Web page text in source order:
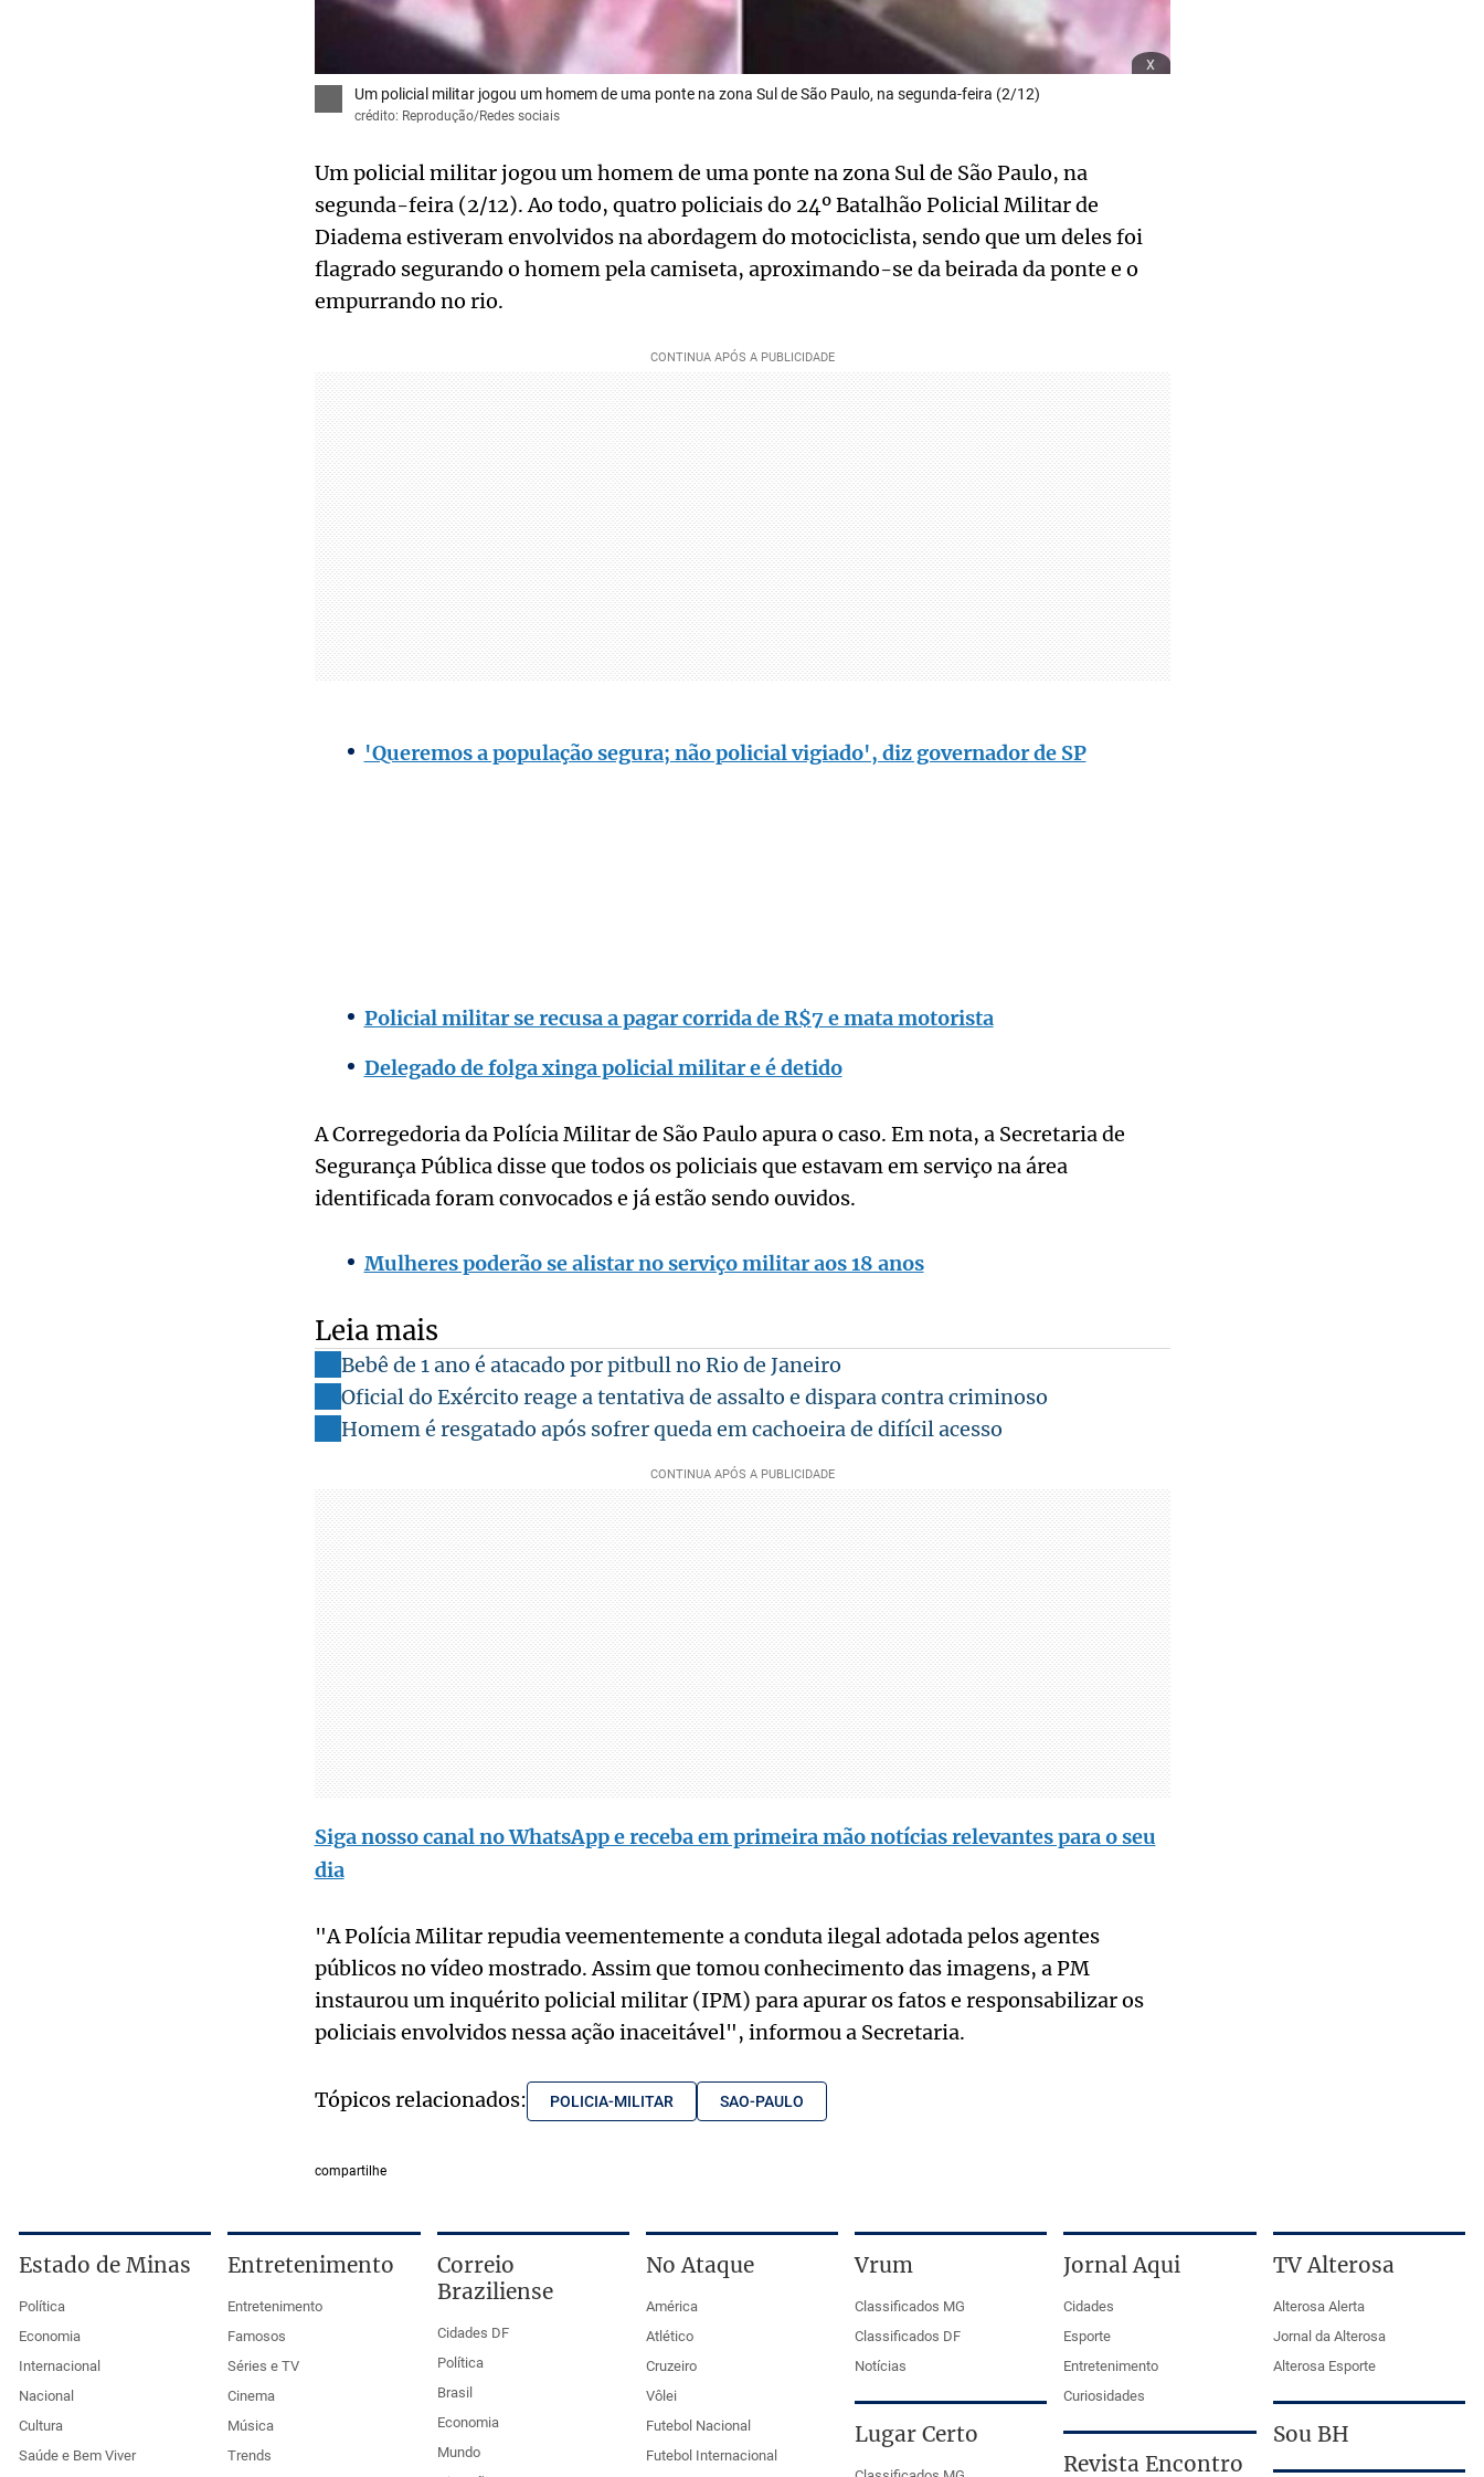
x
Um policial militar jogou um homem de uma ponte na zona Sul de São Paulo, na segunda-feira (2/12)
crédito: Reprodução/Redes sociais
Um policial militar jogou um homem de uma ponte na zona Sul de São Paulo, na
segunda-feira (2/12). Ao todo, quatro policiais do 24º Batalhão Policial Militar de
Diadema estiveram envolvidos na abordagem do motociclista, sendo que um deles foi
flagrado segurando o homem pela camiseta, aproximando-se da beirada da ponte e o
empurrando no rio.
'Queremos a população segura; não policial vigiado', diz governador de SP
Policial militar se recusa a pagar corrida de R$7 e mata motorista
Delegado de folga xinga policial militar e é detido
A Corregedoria da Polícia Militar de São Paulo apura o caso. Em nota, a Secretaria de
Segurança Pública disse que todos os policiais que estavam em serviço na área
identificada foram convocados e já estão sendo ouvidos.
Mulheres poderão se alistar no serviço militar aos 18 anos
Leia mais
Bebê de 1 ano é atacado por pitbull no Rio de Janeiro
Oficial do Exército reage a tentativa de assalto e dispara contra criminoso
Homem é resgatado após sofrer queda em cachoeira de difícil acesso
Siga nosso canal no WhatsApp e receba em primeira mão notícias relevantes para o seu
dia
"A Polícia Militar repudia veementemente a conduta ilegal adotada pelos agentes
públicos no vídeo mostrado. Assim que tomou conhecimento das imagens, a PM
instaurou um inquérito policial militar (IPM) para apurar os fatos e responsabilizar os
policiais envolvidos nessa ação inaceitável", informou a Secretaria.
Tópicos relacionados: POLICIA-MILITAR SAO-PAULO
compartilhe
Estado de Minas
Política
Economia
Internacional
Nacional
Cultura
Saúde e Bem Viver
Entretenimento
Entretenimento
Famosos
Séries e TV
Cinema
Música
Trends
Correio
Braziliense
Cidades DF
Política
Brasil
Economia
Mundo
No Ataque
América
Atlético
Cruzeiro
Vôlei
Futebol Nacional
Futebol Internacional
Vrum
Classificados MG
Classificados DF
Notícias
Lugar Certo
Jornal Aqui
Cidades
Esporte
Entretenimento
Curiosidades
Revista Encontro
TV Alterosa
Alterosa Alerta
Jornal da Alterosa
Alterosa Esporte
Sou BH